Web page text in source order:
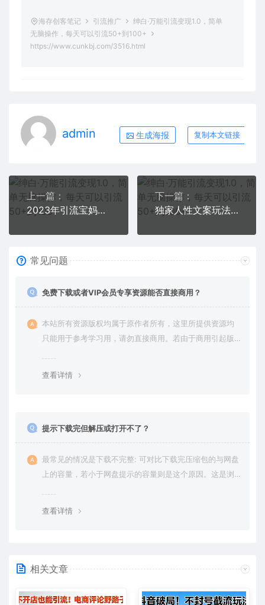
海存创客笔记 引流推广
绅白·万能引流变现1.0，简单
无脑操作，每天可以引流50+到100+
https://www.cunkbj.com/3516.html
admin 生成海报 复制本文链接
上一篇：
2023年引流宝妈粉项目，单日私域转化2000＋，新手小白也可轻松上手操作，纯实操
下一篇：
独家人性文案玩法，暴力引流多重变现。喂饭级教程
常见问题
免费下载或者VIP会员专享资源能否直接商用？
本站所有资源版权均属于原作者所有，这里所提供资源均
只能用于参考学习用，请勿直接商用。若由于商用引起版
查看详情
提示下载完但解压或打开不了？
最常见的情况是下载不完整: 可对比下载完压缩包的与网盘
上的容量，若小于网盘提示的容量则是这个原因。这是浏
查看详情
相关文章